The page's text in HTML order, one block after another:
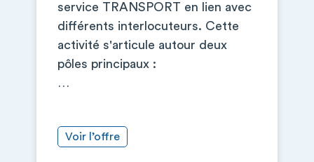
service TRANSPORT en lien avec
différents interlocuteurs. Cette
activité s'articule autour deux
pôles principaux :
…
Voir l’offre